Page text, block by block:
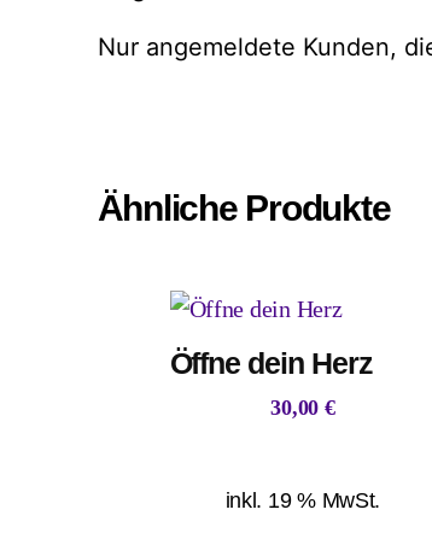
Nur angemeldete Kunden,
Ähnliche Produkte
Öffne dein Herz
30,00 €
inkl. 19 % MwSt.